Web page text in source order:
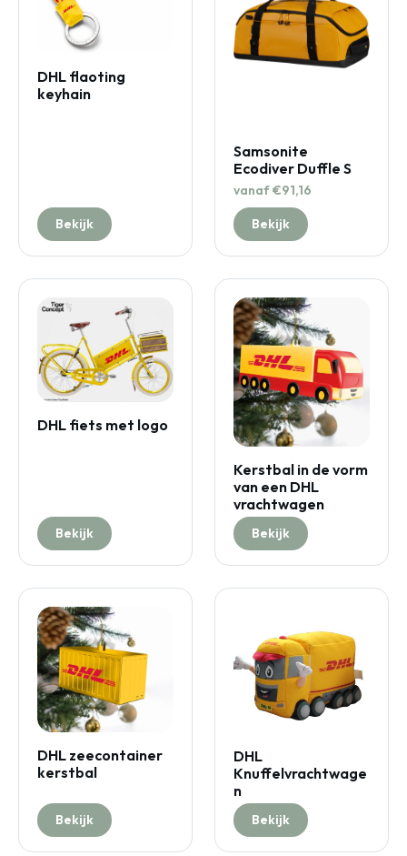
DHL flaoting
keyhain
Bekijk
Samsonite
Ecodiver Duffle S
vanaf €91,16
Bekijk
DHL fiets met logo
Bekijk
Kerstbal in de vorm
van een DHL
vrachtwagen
Bekijk
DHL zeecontainer
kerstbal
Bekijk
DHL
Knuffelvrachtwage
n
Bekijk